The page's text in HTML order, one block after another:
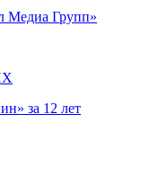
Медиа Групп»
за 12 лет